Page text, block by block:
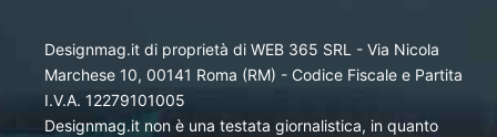
Designmag.it di proprietà di WEB 365 SRL - Via Nicola
Marchese 10, 00141 Roma (RM) - Codice Fiscale e Partita
I.V.A. 12279101005
Designmag.it non è una testata giornalistica, in quanto